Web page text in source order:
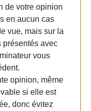
de votre opinion
en aucun cas
vue, mais sur la
présentés avec
vous
opinion, même
si elle est
donc évitez